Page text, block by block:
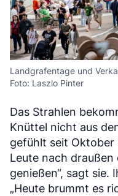
Landgrafentage und
Foto: Laszlo Pinter
Das Strahlen
Knüttel nicht aus
gefühlt seit
Leute nach
genießen“, sagt sie.
„Heute brummt es